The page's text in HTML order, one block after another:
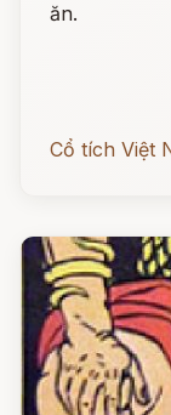
ăn.
Cổ tích Việt